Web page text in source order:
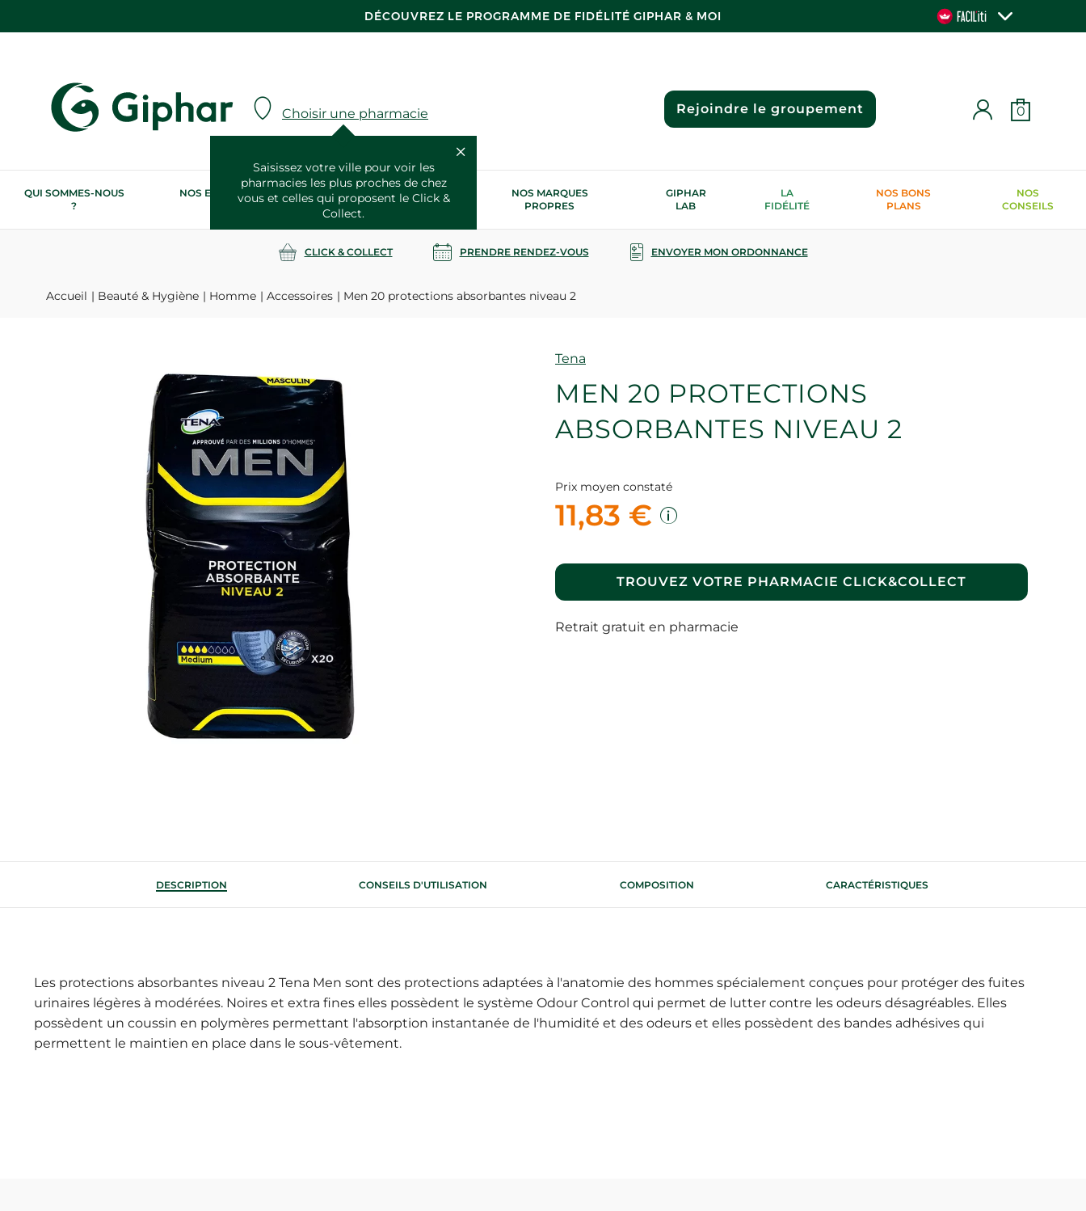
DÉCOUVREZ LE PROGRAMME DE FIDÉLITÉ GIPHAR & MOI
Choisir une pharmacie
Saisissez votre ville pour voir les
pharmacies les plus proches de chez
vous et celles qui proposent le Click &
Collect.
Rejoindre le groupement 0
QUI SOMMES-NOUS
?
NOS ENGAGEMENTS
RSE
NOS SERVICES
SANTÉ
NOS MARQUES
PROPRES
GIPHAR
LAB
LA
FIDÉLITÉ
NOS BONS
PLANS
NOS
CONSEILS
CLICK & COLLECT PRENDRE RENDEZ-VOUS ENVOYER MON ORDONNANCE
Accueil Beauté & Hygiène Homme Accessoires Men 20 protections absorbantes niveau 2
Marque
Tena
MEN 20 PROTECTIONS
ABSORBANTES NIVEAU 2
Prix moyen constaté
11,83 €
TROUVEZ VOTRE PHARMACIE CLICK&COLLECT
Retrait gratuit en pharmacie
DESCRIPTION CONSEILS D'UTILISATION COMPOSITION CARACTÉRISTIQUES
Les protections absorbantes niveau 2 Tena Men sont des protections adaptées à l'anatomie des hommes spécialement conçues pour protéger des fuites
urinaires légères à modérées. Noires et extra fines elles possèdent le système Odour Control qui permet de lutter contre les odeurs désagréables. Elles
possèdent un coussin en polymères permettant l'absorption instantanée de l'humidité et des odeurs et elles possèdent des bandes adhésives qui
permettent le maintien en place dans le sous-vêtement.